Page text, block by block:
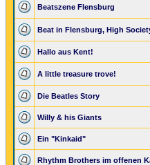
Beatszene Flensburg
Beat in Flensburg, High
Hallo aus Kent!
A little treasure trove!
Die Beatles Story
Willy & his Giants
Ein "Kinkaid"
Rhythm Brothers im offenen